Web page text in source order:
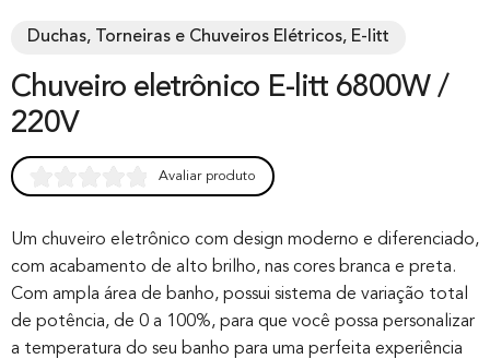
Duchas, Torneiras e Chuveiros Elétricos, E-litt
Chuveiro eletrônico E-litt 6800W /
220V
out of 0
based on
customer
rating
Avaliar produto
Um chuveiro eletrônico com design moderno e diferenciado,
com acabamento de alto brilho, nas cores branca e preta.
Com ampla área de banho, possui sistema de variação total
de potência, de 0 a 100%, para que você possa personalizar
a temperatura do seu banho para uma perfeita experiência